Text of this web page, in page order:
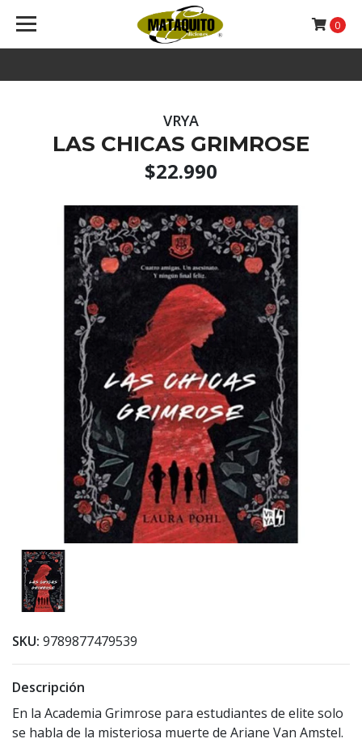
0
VRYA
LAS CHICAS GRIMROSE
$22.990
SKU: 9789877479539
Descripción
En la Academia Grimrose para estudiantes de elite solo
se habla de la misteriosa muerte de Ariane Van Amstel.